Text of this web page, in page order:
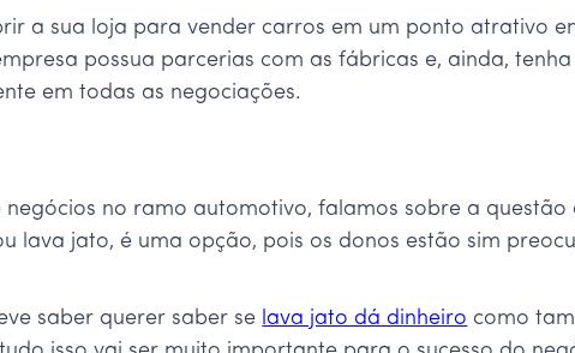
a sua loja para vender carros em um ponto atrativo
possua parcerias com as fábricas e, ainda,
em todas as negociações.
no ramo automotivo, falamos sobre a
lava jato, é uma opção, pois os donos estão sim
saber querer saber se lava jato dá dinheiro como